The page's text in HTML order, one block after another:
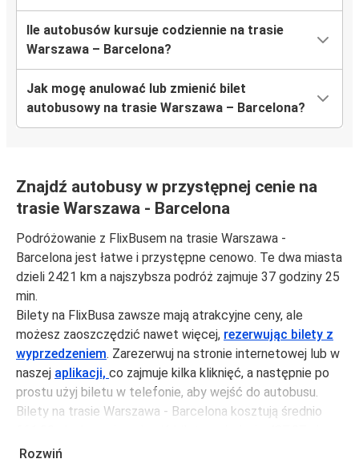
Ile autobusów kursuje codziennie na trasie
Warszawa – Barcelona?
Jak mogę anulować lub zmienić bilet
autobusowy na trasie Warszawa – Barcelona?
Znajdź autobusy w przystępnej cenie na
trasie Warszawa - Barcelona
Podróżowanie z FlixBusem na trasie Warszawa -
Barcelona jest łatwe i przystępne cenowo. Te dwa miasta
dzieli 2421 km a najszybsza podróż zajmuje 37 godziny 25
min.
Bilety na FlixBusa zawsze mają atrakcyjne ceny, ale
możesz zaoszczędzić nawet więcej, rezerwując bilety z
wyprzedzeniem. Zarezerwuj na stronie internetowej lub w
naszej aplikacji, co zajmuje kilka kliknięć, a następnie po
prostu użyj biletu w telefonie, aby wejść do autobusu.
Bilety na trasie Warszawa - Barcelona kosztują średnio
jeśli zarezerwujesz z wyprzedzeniem lub w dni robocze,
Rozwiń